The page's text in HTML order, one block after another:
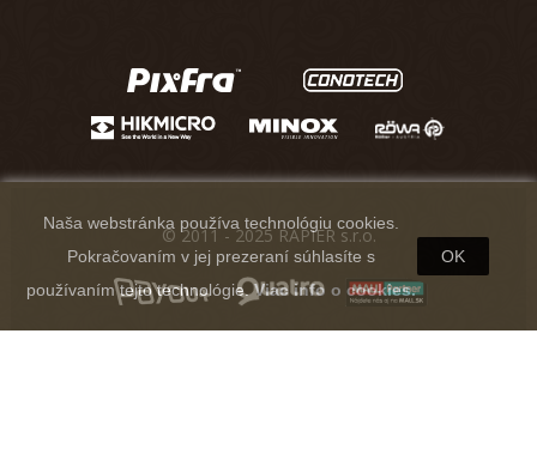
Naša webstránka používa technológiu cookies.
Pokračovaním v jej prezeraní súhlasíte s
používaním tejto technológie.Viac info o cookies.
OK
© 2011 - 2025 RAPIER s.r.o.